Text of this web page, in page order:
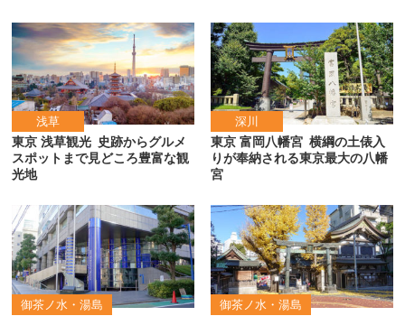
浅草
東京 浅草観光 史跡からグルメ
スポットまで見どころ豊富な観
光地
深川
東京 富岡八幡宮 横綱の土俵入
りが奉納される東京最大の八幡
宮
御茶ノ水・湯島 御茶ノ水・湯島